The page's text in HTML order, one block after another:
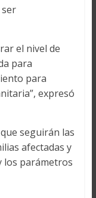
el nivel de
para
para
expresó
seguirán las
afectadas y
los parámetros